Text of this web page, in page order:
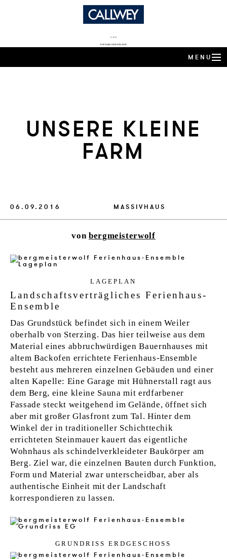
DIE BESTEN
EINFAMILIENHÄUSER
MENU
ARCHITEKTEN-PROFILE
PRODUKTTRENDS
BUCHSHOP
UN­SE­RE KLEI­NE
FARM
06.09.2016 MASSIVHAUS
von bergmeisterwolf
LA­GE­PLAN
Landschaftsverträgliches Ferienhaus-
Ensemble
Das Grundstück befindet sich in einem Weiler
oberhalb von Sterzing. Das hier teilweise aus dem
Material eines abbruchwürdigen Bauernhauses mit
altem Backofen errichtete Ferienhaus-Ensemble
besteht aus mehreren einzelnen Gebäuden und einer
alten Kapelle: Eine Garage mit Hühnerstall ragt aus
dem Berg, eine kleine Sauna mit erdfarbener
Fassade steckt weitgehend im Gelände, öffnet sich
aber mit großer Glasfront zum Tal. Hinter dem
Winkel der in traditioneller Schichttechik
errichteten Steinmauer kauert das eigentliche
Wohnhaus als schindelverkleideter Baukörper am
Berg. Ziel war, die einzelnen Bauten durch Funktion,
Form und Material zwar unterscheidbar, aber als
authentische Einheit mit der Landschaft
korrespondieren zu lassen.
GRUN­D­RISS ERD­GE­SCHOSS